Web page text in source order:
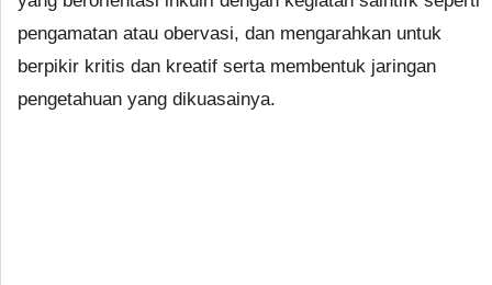
pengamatan atau obervasi, dan mengarahkan untuk
berpikir kritis dan kreatif serta membentuk jaringan
pengetahuan yang dikuasainya.